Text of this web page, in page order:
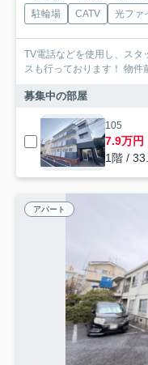
駐輪場 CATV 光ファ
TV電話などを使用し、スタ
スも行っております！ 物件
募集中の部屋
105
7.9万円
1階 /
アパート